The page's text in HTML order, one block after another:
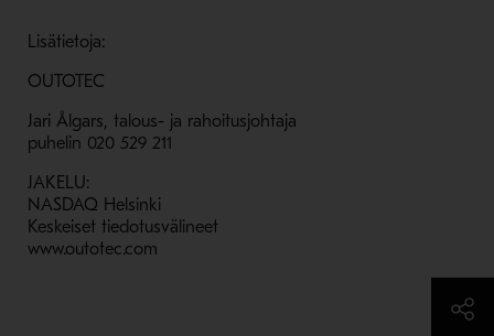
Lisätietoja:
OUTOTEC
Jari Ålgars, talous- ja rahoitusjohtaja
puhelin 020 529 211
JAKELU:
NASDAQ Helsinki
Keskeiset tiedotusvälineet
www.outotec.com